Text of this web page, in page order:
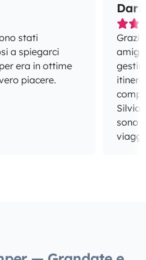
stati
a spiegarci
era in ottime
piacere.
sono i